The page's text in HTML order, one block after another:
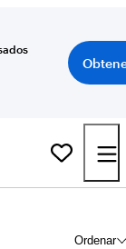
Ordenar